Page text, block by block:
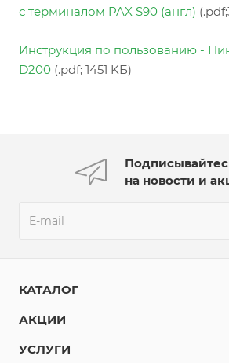
с терминалом PAX S90 (англ)
Инструкция по пользованию -
D200 (.pdf; 1451 KБ)
на новости и
КАТАЛОГ
АКЦИИ
УСЛУГИ